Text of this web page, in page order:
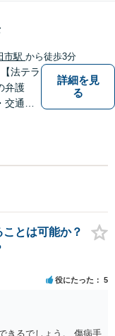
相談
解決
。
市駅 から徒歩3分
法テラ
弁護
通事
あり】
詳細を見
る
とは可能か？
役にたった 5
きるでしょう。 傷病手